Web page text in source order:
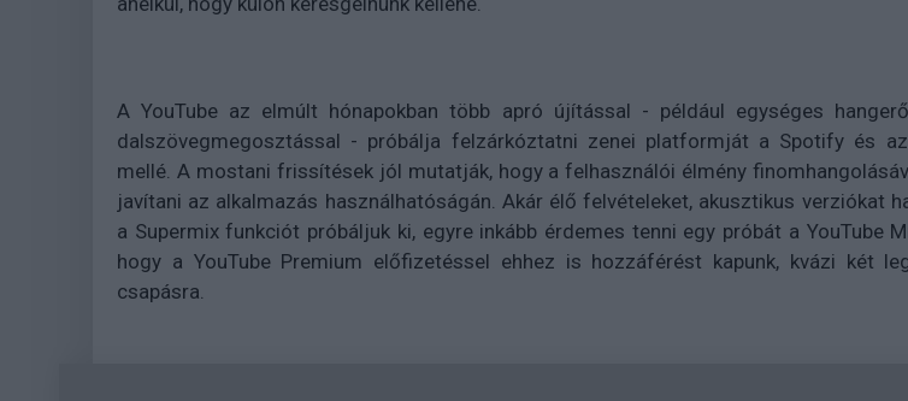
A YouTube az elmúlt hónapokban több apró újítással - például egységes
dalszövegmegosztással - próbálja felzárkóztatni zenei platformját a Spotify és
mellé. A mostani frissítések jól mutatják, hogy a felhasználói élmény
javítani az alkalmazás használhatóságán. Akár élő felvételeket, akusztikus verziókat
a Supermix funkciót próbáljuk ki, egyre inkább érdemes tenni egy próbát a YouTube
hogy a YouTube Premium előfizetéssel ehhez is hozzáférést kapunk, kvázi két
csapásra.